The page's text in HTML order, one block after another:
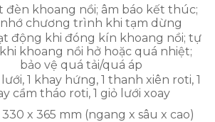
đèn khoang nồi; âm báo kết thúc;
chương trình khi tạm dừng
động khi đóng kín khoang nồi; tự
khoang nồi hở hoặc quá nhiệt;
bảo vệ quá tải/quá áp
1 khay hứng, 1 thanh xiên roti, 1
cầm tháo roti, 1 giỏ lưới xoay
x 365 mm (ngang x sâu x cao)